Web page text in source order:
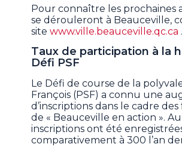
Pour connaître les prochaines
se dérouleront à Beauceville,
sitewww.ville.beauceville.qc.ca .
Taux de participation à la
Défi PSF
Le Défi de course de la
François (PSF) a connu une
d’inscriptions dans le cadre des
de « Beauceville en action ».
inscriptions ont été
comparativement à 300 l’an